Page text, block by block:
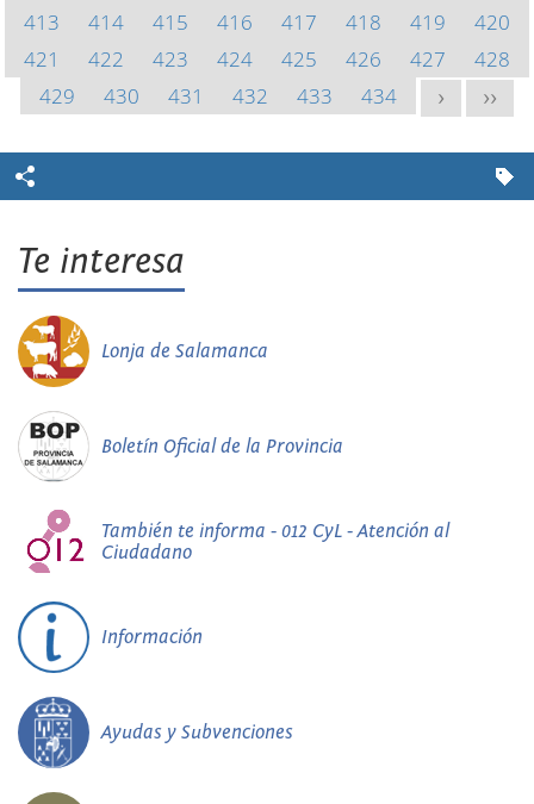
413
414 415 416 417 418 419
420
421
422 423 424 425 426 427
428
429
430 431 432 433 434 > >>
Te interesa
Lonja de Salamanca
Boletín Oficial de la Provincia
También te informa - 012 CyL - Atención al
Ciudadano
Información
Ayudas y Subvenciones